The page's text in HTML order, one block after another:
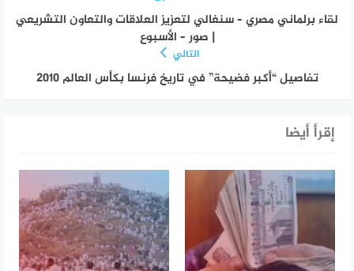
لقاء برلماني مصري – سنغالي لتعزيز العلاقات والتعاون التشريعي
| صور – الأسبوع
التالي
تفاصيل “أكبر فضيحة” في تاريخ فرنسا بكأس العالم 2010
إقرأ أيضا